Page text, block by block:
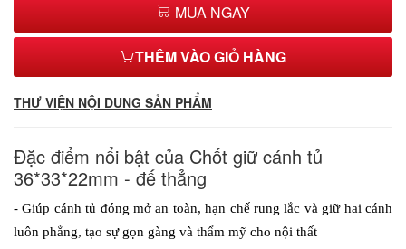
MUA NGAY
THÊM VÀO GIỎ HÀNG
THƯ VIỆN NỘI DUNG SẢN PHẨM
Đặc điểm nổi bật của Chốt giữ cánh tủ
36*33*22mm - đế thẳng
- Giúp cánh tủ đóng mở an toàn, hạn chế rung lắc và giữ hai cánh
luôn phẳng, tạo sự gọn gàng và thẩm mỹ cho nội thất